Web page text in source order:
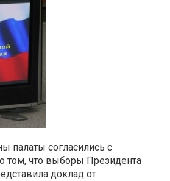
палаты согласились с
том, что выборы Президента
доклад от